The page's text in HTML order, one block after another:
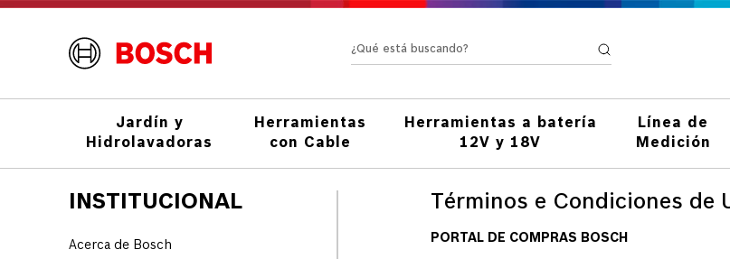
¿Qué está buscando?
Jardín y
Hidrolavadoras
Herramientas
con Cable
Herramientas a batería
12V y 18V
Línea de
Medición
INSTITUCIONAL
Acerca de Bosch
Términos e Condiciones de
PORTAL DE COMPRAS BOSCH